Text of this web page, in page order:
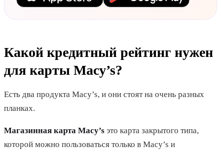
Какой кредитный рейтинг нужен
для карты Macy’s?
Есть два продукта Macy’s, и они стоят на очень разных
планках.
Магазинная карта Macy’s это карта закрытого типа,
которой можно пользоваться только в Macy’s и